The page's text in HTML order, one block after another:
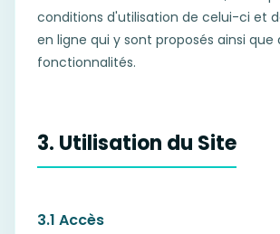
conditions d'utilisation de celui-ci et
en ligne qui y sont proposés ainsi que
fonctionnalités.
3. Utilisation du Site
3.1 Accès